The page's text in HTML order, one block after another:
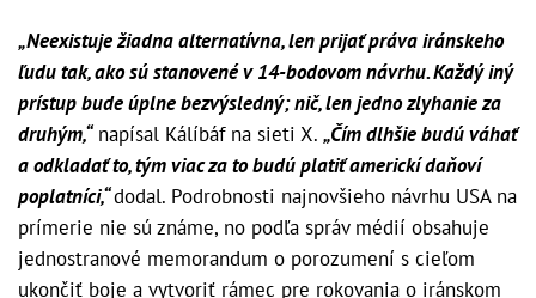
„Neexistuje žiadna alternatívna, len prijať práva iránskeho
ľudu tak, ako sú stanovené v 14-bodovom návrhu. Každý iný
prístup bude úplne bezvýsledný; nič, len jedno zlyhanie za
druhým,“napísal Kálíbáf na sieti X. „Čím dlhšie budú váhať
a odkladať to, tým viac za to budú platiť americkí daňoví
poplatníci,“dodal. Podrobnosti najnovšieho návrhu USA na
prímerie nie sú známe, no podľa správ médií obsahuje
jednostranové memorandum o porozumení s cieľom
ukončiť boje a vytvoriť rámec pre rokovania o iránskom